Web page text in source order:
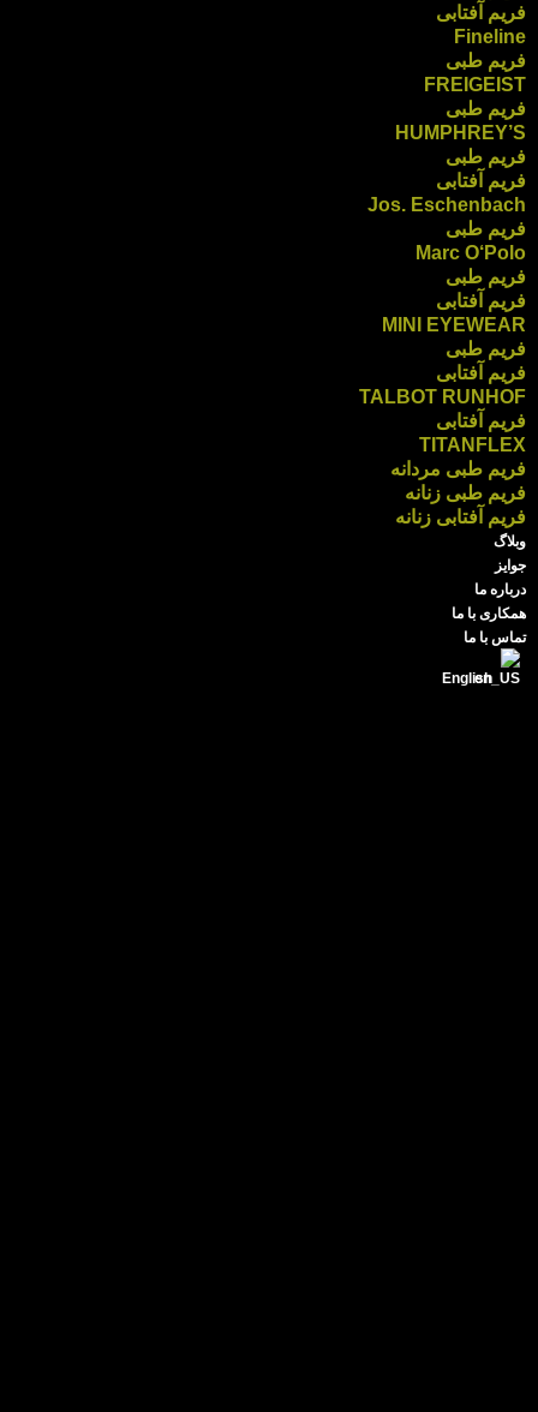
فریم آفتابی
Fineline
فریم طبی
FREIGEIST
فریم طبی
HUMPHREY’S
فریم طبی
فریم آفتابی
Jos. Eschenbach
فریم طبی
Marc O‘Polo
فریم طبی
فریم آفتابی
MINI EYEWEAR
فریم طبی
فریم آفتابی
TALBOT RUNHOF
فریم آفتابی
TITANFLEX
فریم طبی مردانه
فریم طبی زنانه
فریم آفتابی زنانه
وبلاگ
جوایز
درباره ما
همکاری با ما
تماس با ما
English